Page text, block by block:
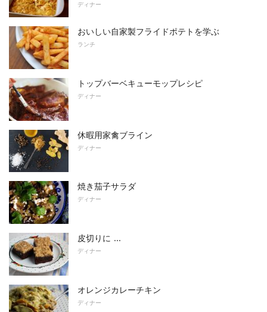
ディナー
おいしい自家製フライドポテトを学ぶ
ランチ
トップバーベキューモップレシピ
ディナー
休暇用家禽ブライン
ディナー
焼き茄子サラダ
ディナー
皮切りに ...
ディナー
オレンジカレーチキン
ディナー